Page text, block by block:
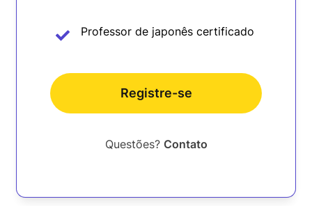
Professor de japonês certificado
Registre-se
Questões? Contato